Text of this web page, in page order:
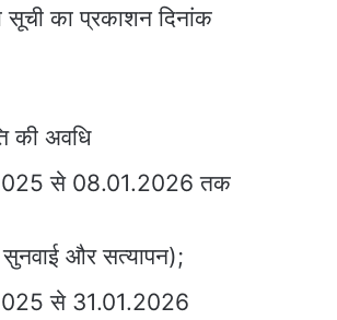
सूची का प्रकाशन दिनांक
की अवधि
से 08.01.2026 तक
और सत्यापन);
से 31.01.2026